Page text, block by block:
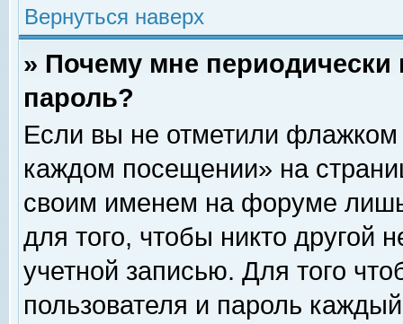
Вернуться наверх
» Почему мне
пароль?
Если вы не отметили флажком
каждом посещении» на
своим именем на форуме
для того, чтобы никто другой
учетной записью. Для того
пользователя и пароль